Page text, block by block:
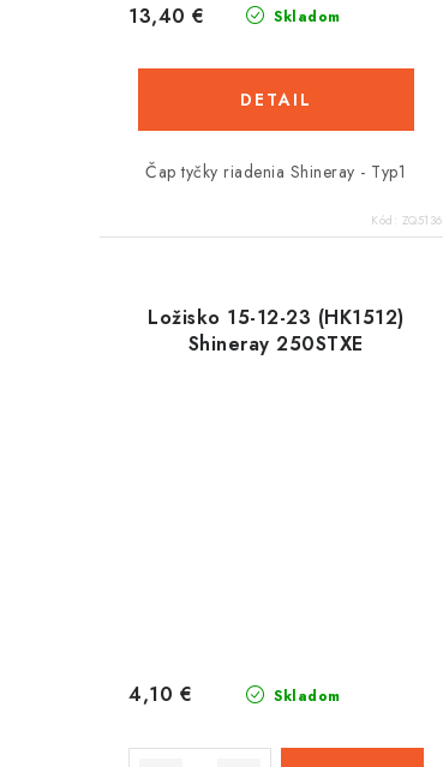
Skladom
13,40 €
DETAIL
Čap tyčky riadenia Shineray - Typ1
Kód: ZQ5136
Ložisko 15-12-23 (HK1512)
Shineray 250STXE
Skladom
4,10 €